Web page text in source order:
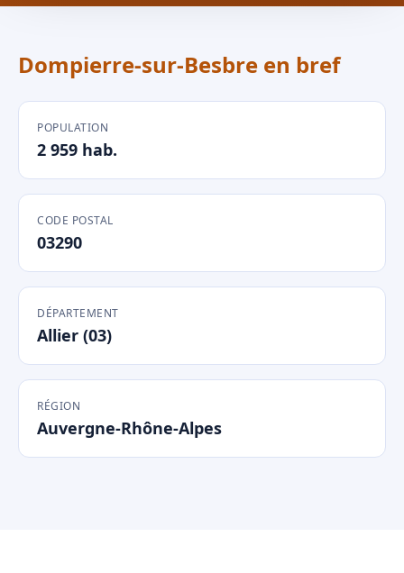
Dompierre-sur-Besbre en bref
POPULATION
2 959 hab.
CODE POSTAL
03290
DÉPARTEMENT
Allier (03)
RÉGION
Auvergne-Rhône-Alpes